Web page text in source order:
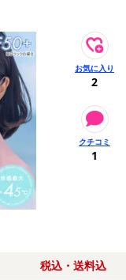
2
1
税込・送料込